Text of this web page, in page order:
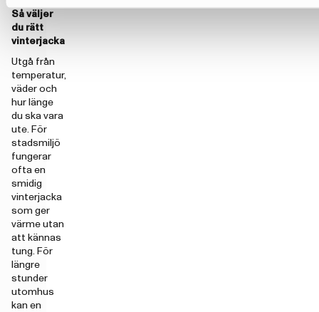
Så väljer
du rätt
vinterjacka
Utgå från
temperatur,
väder och
hur länge
du ska vara
ute. För
stadsmiljö
fungerar
ofta en
smidig
vinterjacka
som ger
värme utan
att kännas
tung. För
längre
stunder
utomhus
kan en